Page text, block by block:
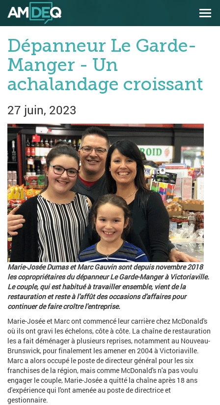
menu
contenu
Dépanneur Le Garde-
Manger - Un
achalandage croissant
27 juin, 2023
Marie-Josée Dumas et Marc Gauvin sont depuis novembre 2018
les copropriétaires du dépanneur Le Garde-Manger à Victoriaville.
Le couple, qui est habitué à travailler ensemble, vient de la
restauration et reste à l'affût des occasions d'affaires pour
continuer de faire croître l'entreprise.
Marie-Josée et Marc ont commencé leur carrière chez McDonald's
où ils ont gravi les échelons, côte à côte. La chaîne de restauration
les a fait déménager à plusieurs reprises, notamment au Nouveau-
Brunswick, pour finalement les amener en 2004 à Victoriaville.
Marc a alors occupé le poste de directeur général pour les six
franchises de la région, mais comme McDonald's n'a pas voulu
engager le couple, Marie-Josée a quitté la chaîne après 18 ans
d'expérience qui l'ont amenée au poste de directrice et
gestionnaire.